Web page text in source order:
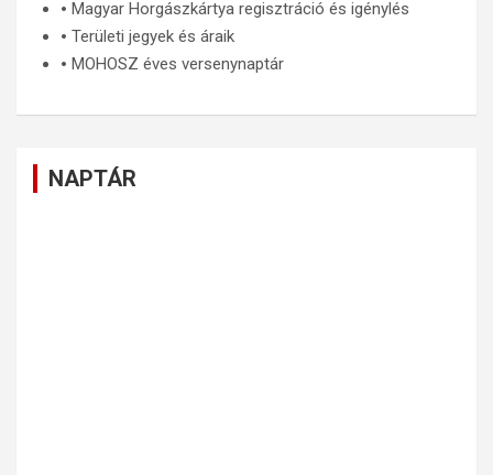
🞄 Magyar Horgászkártya regisztráció és igénylés
🞄 Területi jegyek és áraik
🞄 MOHOSZ éves versenynaptár
NAPTÁR